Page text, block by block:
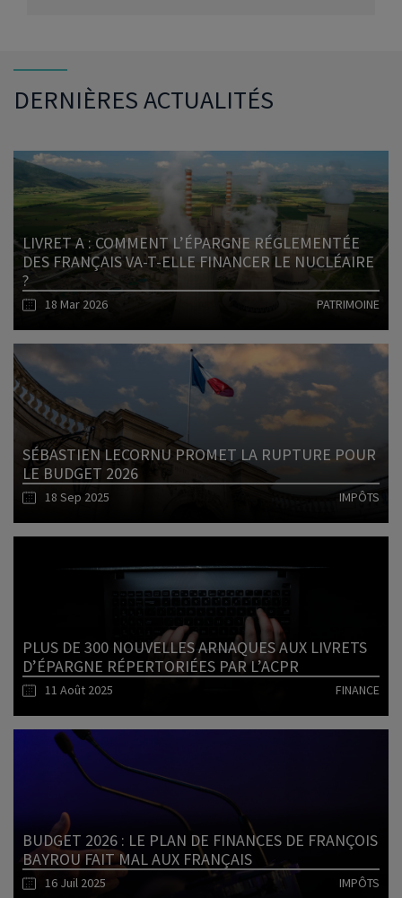
DERNIÈRES ACTUALITÉS
LIVRET A : COMMENT L’ÉPARGNE RÉGLEMENTÉE
DES FRANÇAIS VA-T-ELLE FINANCER LE NUCLÉAIRE
?
18 Mar 2026 PATRIMOINE
Lire l'article
SÉBASTIEN LECORNU PROMET LA RUPTURE POUR
LE BUDGET 2026
18 Sep 2025 IMPÔTS
PLUS DE 300 NOUVELLES ARNAQUES AUX LIVRETS
D’ÉPARGNE RÉPERTORIÉES PAR L’ACPR
11 Août 2025 FINANCE
BUDGET 2026 : LE PLAN DE FINANCES DE FRANÇOIS
BAYROU FAIT MAL AUX FRANÇAIS
16 Juil 2025 IMPÔTS